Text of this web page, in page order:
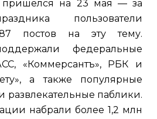
на 23 мая — за
пользователи
постов на эту тему.
федеральные
«Коммерсантъ», РБК и
а также популярные
развлекательные паблики.
набрали более 1,2 млн